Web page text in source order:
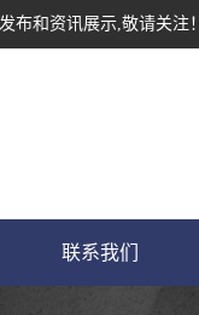
布和资讯展示,敬请关注！
联系我们